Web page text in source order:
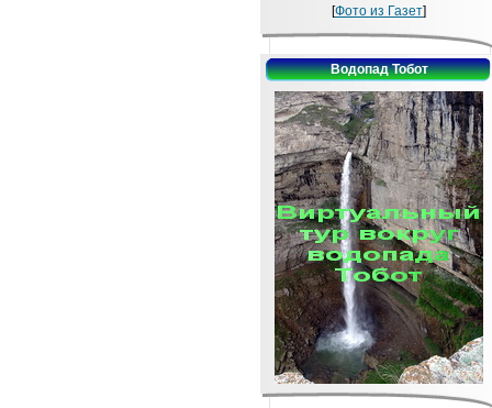
[Фото из Газет]
Водопад Тобот